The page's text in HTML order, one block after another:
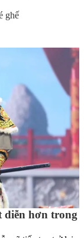
ghế
hơn trong